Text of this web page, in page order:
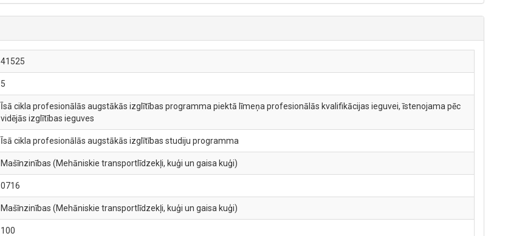
41525
5
Īsā cikla profesionālās augstākās izglītības programma piektā līmeņa profesionālās kvalifikācijas ieguvei, īstenojama pēc
vidējās izglītības ieguves
Īsā cikla profesionālās augstākās izglītības studiju programma
Mašīnzinības (Mehāniskie transportlīdzekļi, kuģi un gaisa kuģi)
0716
Mašīnzinības (Mehāniskie transportlīdzekļi, kuģi un gaisa kuģi)
100